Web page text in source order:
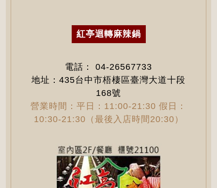
紅亭迴轉麻辣鍋
電話： 04-26567733
地址：435台中市梧棲區臺灣大道十段
168號
營業時間：平日：11:00-21:30 假日：
10:30-21:30（最後入店時間20:30）